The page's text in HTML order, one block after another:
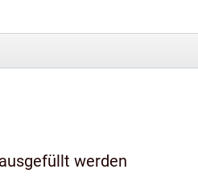
werden